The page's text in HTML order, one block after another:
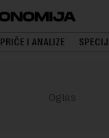
PRIČE I ANALIZE